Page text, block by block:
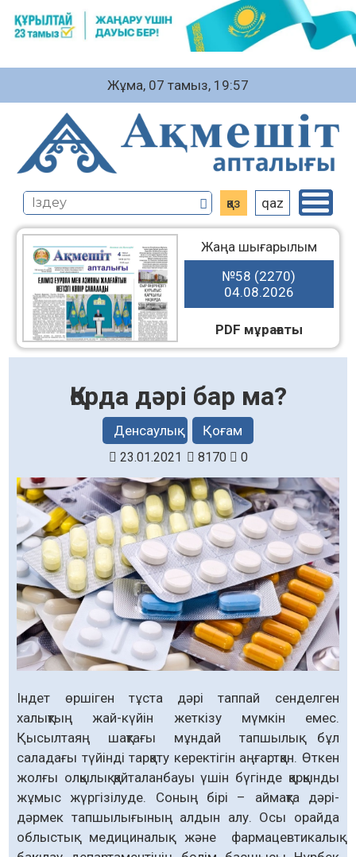
Жұма, 07 тамыз, 19:57
қаз qaz
Жаңа шығарылым
№58 (2270)
04.08.2026
PDF мұрағаты
Қорда дәрі бар ма?
Денсаулық Қоғам
23.01.2021 8170 0
Індет өршіген тұста дәрі таппай сенделген
халықтың жай-күйін жеткізу мүмкін емес.
Қысылтаяң шақтағы мұндай тапшылық бұл
саладағы түйінді тарқату керектігін аңғартқан. Өткен
жолғы олқылық қайталанбауы үшін бүгінде қарқынды
жұмыс жүргізілуде. Соның бірі – аймақта дәрі-
дәрмек тапшылығының алдын алу. Осы орайда
облыстық медициналық және фармацевтикалық